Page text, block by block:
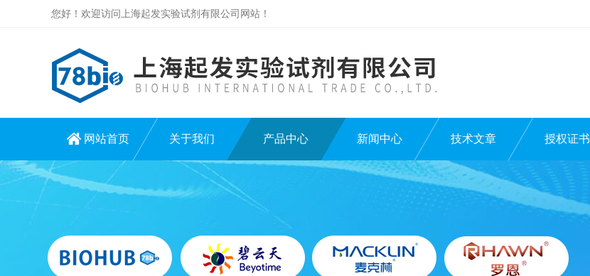
您好！欢迎访问上海起发实验试剂有限公司网站！
网站首页 关于我们 产品中心 新闻中心 技术文章 授权证书